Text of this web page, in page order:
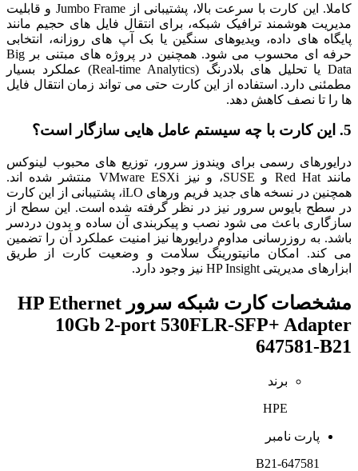
کاملا. این کارت با سرعت بالا، پشتیبانی از Jumbo Frame و قابلیت
مدیریت هوشمند ترافیک شبکه، برای انتقال فایل های حجیم مانند
پایگاه های داده، ویدیوهای سنگین یا بک آپ های روزانه، انتخابی
حرفه ای محسوب می شود. همچنین در پروژه های مبتنی بر Big
Data یا تحلیل های بلادرنگ (Real-time Analytics) عملکرد بسیار
مطمئنی دارد. استفاده از این کارت حتی می تواند زمان انتقال فایل
ها را تا نصف کاهش دهد.
5. این کارت با چه سیستم عامل هایی سازگار است؟
درایورهای رسمی برای ویندوز سرور، توزیع های محبوب لینوکس
مانند Red Hat و SUSE، و نیز VMware ESXi منتشر شده اند.
همچنین در نسخه های جدید فریم ورهای iLO، پشتیبانی از این کارت
در سطح بایوس سرور نیز در نظر گرفته شده است. این سطح از
سازگاری باعث می شود نصب و پیکربندی آن ساده و بدون دردسر
باشد. به روزرسانی مداوم درایورها نیز امنیت عملکرد آن را تضمین
می کند. امکان مانیتورینگ سلامت و وضعیت کارت از طریق
ابزارهای مدیریتی HP Insight نیز وجود دارد.
مشخصات
کارت شبکه سرور HP Ethernet
10Gb 2-port 530FLR-SFP+ Adapter
647581-B21
برند
HPE
پارت نامبر
647581-B21